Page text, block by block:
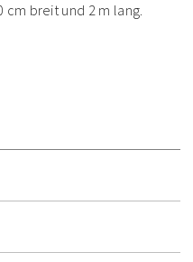
cm breit und 2 m lang.